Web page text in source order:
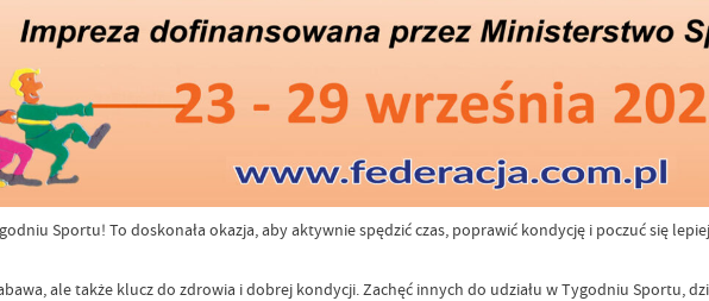
Sportu! To doskonała okazja, aby aktywnie spędzić czas, poprawić kondycję i poczuć się
ale także klucz do zdrowia i dobrej kondycji. Zachęć innych do udziału w Tygodniu Sportu,